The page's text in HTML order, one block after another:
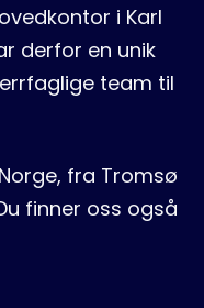
i Karl
derfor en unik
team til
fra Tromsø
finner oss også